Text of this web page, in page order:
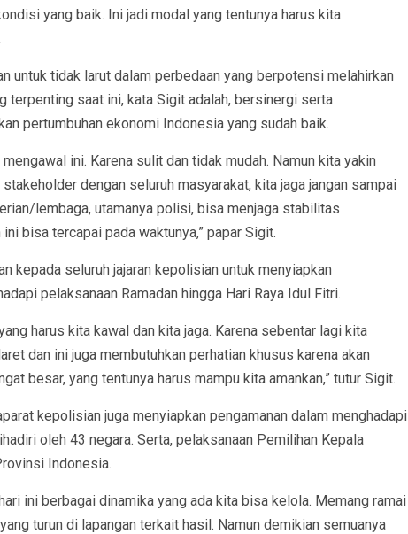
yang baik. Ini jadi modal yang tentunya harus kita
untuk tidak larut dalam perbedaan yang berpotensi melahirkan
terpenting saat ini, kata Sigit adalah, bersinergi serta
pertumbuhan ekonomi Indonesia yang sudah baik.
ini. Karena sulit dan tidak mudah. Namun kita yakin
dengan seluruh masyarakat, kita jaga jangan sampai
lembaga, utamanya polisi, bisa menjaga stabilitas
bisa tercapai pada waktunya,” papar Sigit.
kepada seluruh jajaran kepolisian untuk menyiapkan
pelaksanaan Ramadan hingga Hari Raya Idul Fitri.
harus kita kawal dan kita jaga. Karena sebentar lagi kita
dan ini juga membutuhkan perhatian khusus karena akan
besar, yang tentunya harus mampu kita amankan,” tutur Sigit.
kepolisian juga menyiapkan pengamanan dalam menghadapi
oleh 43 negara. Serta, pelaksanaan Pemilihan Kepala
Indonesia.
ini berbagai dinamika yang ada kita bisa kelola. Memang ramai
turun di lapangan terkait hasil. Namun demikian semuanya